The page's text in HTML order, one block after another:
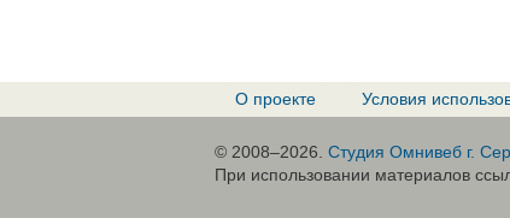
О проекте Условия
© 2008–2026. Студия Омнивеб г.
При использовании материалов